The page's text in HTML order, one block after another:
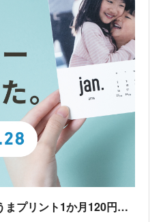
カレンダー作成｜しまうまプリント1か月120円から注文できるカレンダー